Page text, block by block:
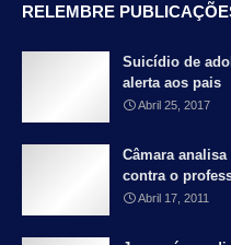
RELEMBRE
Suicídio de
alerta aos pais
Abril 25, 2017
Câmara
contra o
Abril 17, 2011